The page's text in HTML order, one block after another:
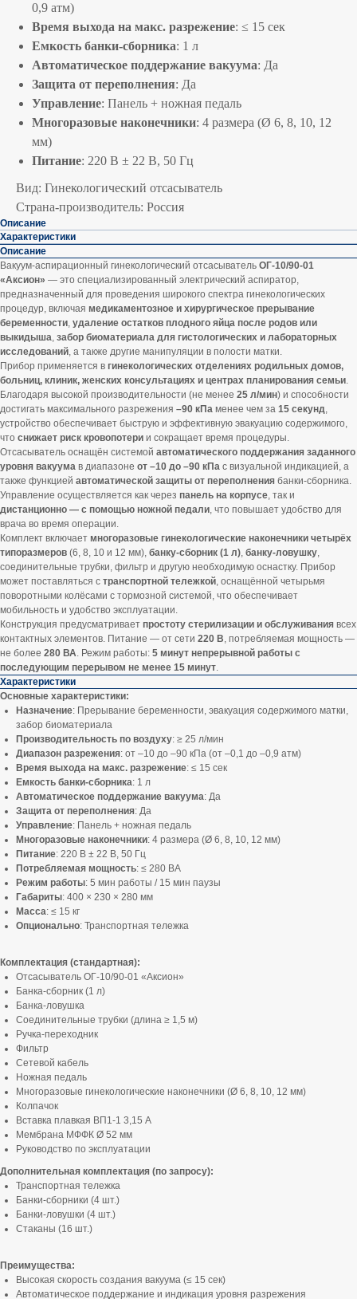
0,9 атм)
Время выхода на макс. разрежение: ≤ 15 сек
Емкость банки-сборника: 1 л
Автоматическое поддержание вакуума: Да
Защита от переполнения: Да
Управление: Панель + ножная педаль
Многоразовые наконечники: 4 размера (Ø 6, 8, 10, 12
мм)
Питание: 220 В ± 22 В, 50 Гц
Вид: Гинекологический отсасыватель
Страна-производитель: Россия
Описание
Характеристики
Описание
Вакуум-аспирационный гинекологический отсасыватель ОГ-10/90-01
«Аксион» — это специализированный электрический аспиратор,
предназначенный для проведения широкого спектра гинекологических
процедур, включая медикаментозное и хирургическое прерывание
беременности, удаление остатков плодного яйца после родов или
выкидыша, забор биоматериала для гистологических и лабораторных
исследований, а также другие манипуляции в полости матки.
Прибор применяется в гинекологических отделениях родильных домов,
больниц, клиник, женских консультациях и центрах планирования семьи.
Благодаря высокой производительности (не менее 25 л/мин) и способности
достигать максимального разрежения –90 кПа менее чем за 15 секунд,
устройство обеспечивает быструю и эффективную эвакуацию содержимого,
что снижает риск кровопотери и сокращает время процедуры.
Отсасыватель оснащён системой автоматического поддержания заданного
уровня вакуума в диапазоне от –10 до –90 кПа с визуальной индикацией, а
также функцией автоматической защиты от переполнения банки-сборника.
Управление осуществляется как через панель на корпусе, так и
дистанционно — с помощью ножной педали, что повышает удобство для
врача во время операции.
Комплект включает многоразовые гинекологические наконечники четырёх
типоразмеров (6, 8, 10 и 12 мм), банку-сборник (1 л), банку-ловушку,
соединительные трубки, фильтр и другую необходимую оснастку. Прибор
может поставляться с транспортной тележкой, оснащённой четырьмя
поворотными колёсами с тормозной системой, что обеспечивает
мобильность и удобство эксплуатации.
Конструкция предусматривает простоту стерилизации и обслуживания всех
контактных элементов. Питание — от сети 220 В, потребляемая мощность —
не более 280 ВА. Режим работы: 5 минут непрерывной работы с
последующим перерывом не менее 15 минут.
Характеристики
Основные характеристики:
Назначение: Прерывание беременности, эвакуация содержимого матки,
забор биоматериала
Производительность по воздуху: ≥ 25 л/мин
Диапазон разрежения: от –10 до –90 кПа (от –0,1 до –0,9 атм)
Время выхода на макс. разрежение: ≤ 15 сек
Емкость банки-сборника: 1 л
Автоматическое поддержание вакуума: Да
Защита от переполнения: Да
Управление: Панель + ножная педаль
Многоразовые наконечники: 4 размера (Ø 6, 8, 10, 12 мм)
Питание: 220 В ± 22 В, 50 Гц
Потребляемая мощность: ≤ 280 ВА
Режим работы: 5 мин работы / 15 мин паузы
Габариты: 400 × 230 × 280 мм
Масса: ≤ 15 кг
Опционально: Транспортная тележка
Комплектация (стандартная):
Отсасыватель ОГ-10/90-01 «Аксион»
Банка-сборник (1 л)
Банка-ловушка
Соединительные трубки (длина ≥ 1,5 м)
Ручка-переходник
Фильтр
Сетевой кабель
Ножная педаль
Многоразовые гинекологические наконечники (Ø 6, 8, 10, 12 мм)
Колпачок
Вставка плавкая ВП1-1 3,15 А
Мембрана МФФК Ø 52 мм
Руководство по эксплуатации
Дополнительная комплектация (по запросу):
Транспортная тележка
Банки-сборники (4 шт.)
Банки-ловушки (4 шт.)
Стаканы (16 шт.)
Преимущества:
Высокая скорость создания вакуума (≤ 15 сек)
Автоматическое поддержание и индикация уровня разрежения